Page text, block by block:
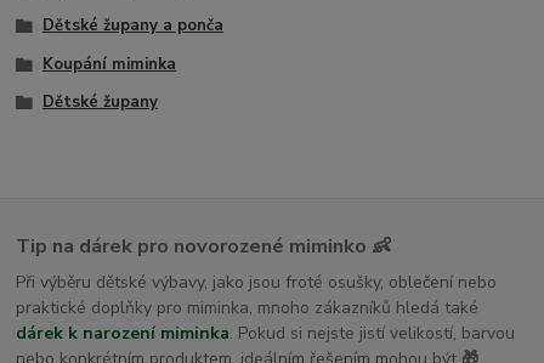
Dětské župany a ponča
Koupání miminka
Dětské župany
Tip na dárek pro novorozené miminko 👶
Při výběru dětské výbavy, jako jsou froté osušky, oblečení nebo
praktické doplňky pro miminka, mnoho zákazníků hledá také
dárek k narození miminka. Pokud si nejste jistí velikostí, barvou